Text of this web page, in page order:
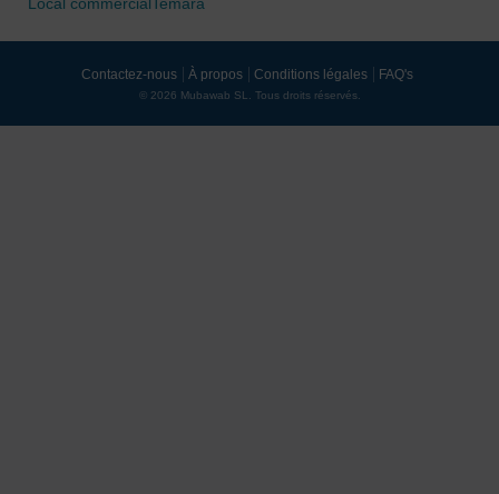
Contactez-nous À propos Conditions légales FAQ's
© 2026 Mubawab SL. Tous droits réservés.